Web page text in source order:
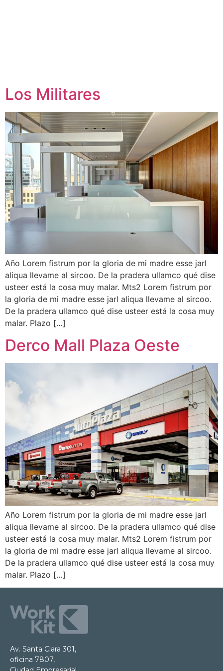
Los Militares
Año Lorem fistrum por la gloria de mi madre esse jarl
aliqua llevame al sircoo. De la pradera ullamco qué dise
usteer está la cosa muy malar. Mts2 Lorem fistrum por
la gloria de mi madre esse jarl aliqua llevame al sircoo.
De la pradera ullamco qué dise usteer está la cosa muy
malar. Plazo […]
Derco Mall Plaza Oeste
Año Lorem fistrum por la gloria de mi madre esse jarl
aliqua llevame al sircoo. De la pradera ullamco qué dise
usteer está la cosa muy malar. Mts2 Lorem fistrum por
la gloria de mi madre esse jarl aliqua llevame al sircoo.
De la pradera ullamco qué dise usteer está la cosa muy
malar. Plazo […]
Av. Santa Clara 301,
oficina 7807,